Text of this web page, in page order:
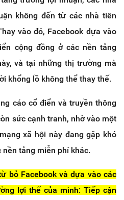
không đến từ các nhà tiên
vào đó, Facebook dựa vào
cộng đồng ở các nền tảng
và tại những thị trường mà
khổng lồ không thể thay thế.
cáo cổ điển và truyền thông
sức cạnh tranh, nhờ vào một
xã hội này đang gặp khó
tảng miễn phí khác.
bỏ Facebook và dựa vào các
lợi thế của mình: Tiếp cận